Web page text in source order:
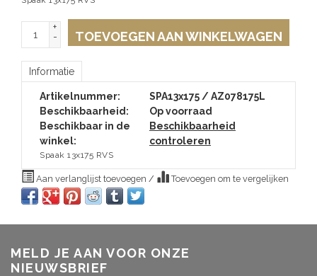
+
-
TOEVOEGEN AAN WINKELWAGEN
Informatie
Artikelnummer:
SPA13x175 / AZ078175L
Beschikbaarheid:
Op voorraad
Beschikbaar in de
winkel:
Beschikbaarheid
controleren
Spaak 13x175 RVS
Aan verlanglijst toevoegen / Toevoegen om te vergelijken
MELD JE AAN VOOR ONZE
NIEUWSBRIEF